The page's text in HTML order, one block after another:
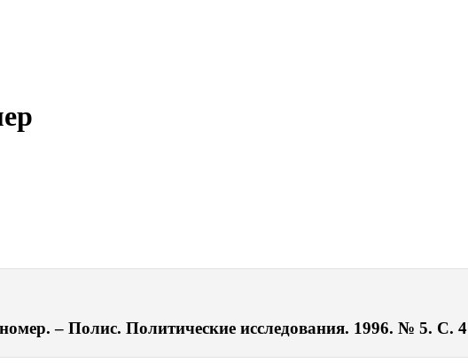
– Полис. Политические исследования. 1996. № 5. С. 4